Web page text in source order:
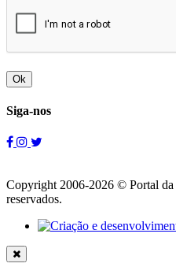
Ok
Siga-nos
Copyright 2006-2026 © Portal
reservados.